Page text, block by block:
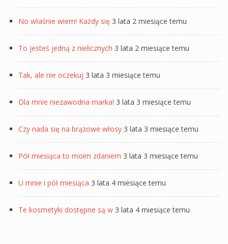
No właśnie wiem! Każdy się 3 lata 2 miesiące temu
To jesteś jedną z nielicznych 3 lata 2 miesiące temu
Tak, ale nie oczekuj 3 lata 3 miesiące temu
Dla mnie niezawodna marka! 3 lata 3 miesiące temu
Czy nada się na brązowe włosy 3 lata 3 miesiące temu
Pół miesiąca to moim zdaniem 3 lata 3 miesiące temu
U mnie i pół miesiąca 3 lata 4 miesiące temu
Te kosmetyki dostępne są w 3 lata 4 miesiące temu